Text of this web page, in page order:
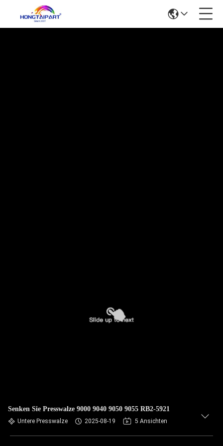
Senken Sie Presswalze 9000 9040 9050 9055 RB2-5921
Untere Presswalze 2025-08-19 5 Ansichten